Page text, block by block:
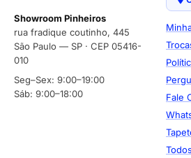
Showroom Pinheiros
rua fradique coutinho, 445
São Paulo — SP · CEP 05416-
010
Seg–Sex: 9:00–19:00
Sáb: 9:00–18:00
Fale